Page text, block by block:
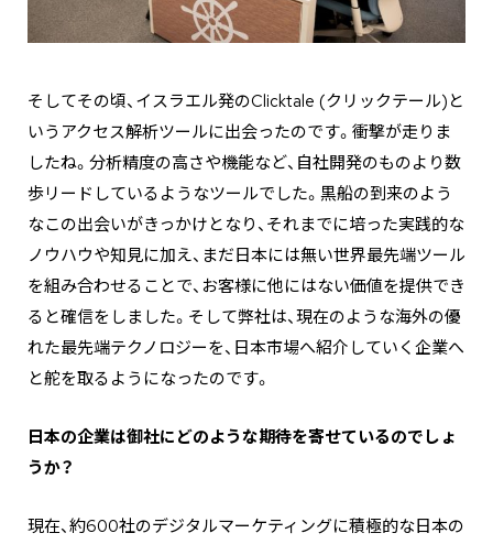
そしてその頃、イスラエル発のClicktale (クリックテール)と
いうアクセス解析ツールに出会ったのです。衝撃が走りま
したね。分析精度の高さや機能など、自社開発のものより数
歩リードしているようなツールでした。黒船の到来のよう
なこの出会いがきっかけとなり、それまでに培った実践的な
ノウハウや知見に加え、まだ日本には無い世界最先端ツール
を組み合わせることで、お客様に他にはない価値を提供でき
ると確信をしました。そして弊社は、現在のような海外の優
れた最先端テクノロジーを、日本市場へ紹介していく企業へ
と舵を取るようになったのです。
―――日本の企業は御社にどのような期待を寄せているのでしょ
うか？
現在、約600社のデジタルマーケティングに積極的な日本の